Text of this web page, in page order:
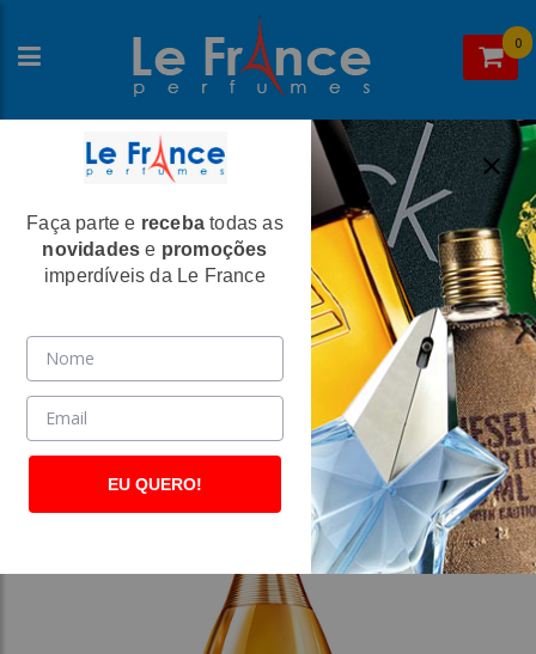
0
Home>Dior> Perfumes Femininos
J'adore Feminino Eau de Parfum -
Christian Dior
(160)
Faça parte e receba todas as
novidades e promoções
imperdíveis da Le France
EU QUERO!